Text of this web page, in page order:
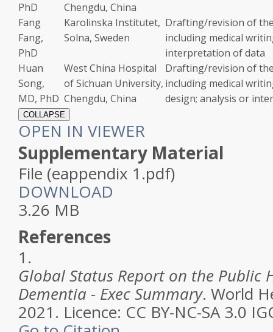
PhD
Chengdu, China
Fang
Fang,
PhD
Karolinska Institutet,
Solna, Sweden
Drafting/revision of
including medical
interpretation of data
Huan
Song,
MD, PhD
West China Hospital
of Sichuan University,
Chengdu, China
Drafting/revision of
including medical
design; analysis or
COLLAPSE
OPEN IN VIEWER
Supplementary Material
File (eappendix 1.pdf)
DOWNLOAD
3.26 MB
References
1.
Global Status Report on the Public
Dementia - Exec Summary. World
2021. Licence: CC BY-NC-SA 3.0